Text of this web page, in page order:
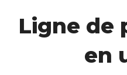
Ligne de
en